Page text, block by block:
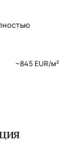
~845 EUR/м²